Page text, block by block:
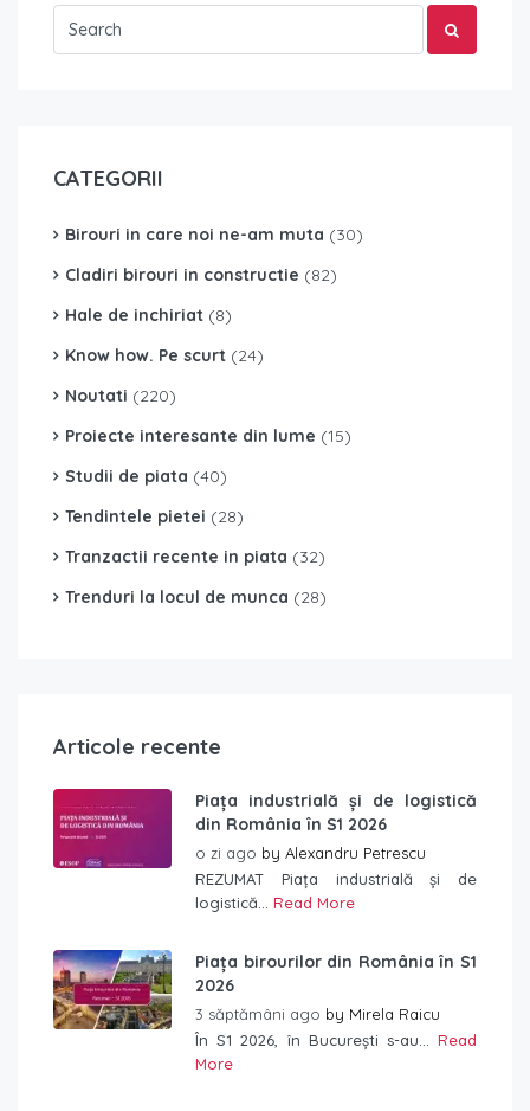
CATEGORII
Birouri in care noi ne-am muta (30)
Cladiri birouri in constructie (82)
Hale de inchiriat (8)
Know how. Pe scurt (24)
Noutati (220)
Proiecte interesante din lume (15)
Studii de piata (40)
Tendintele pietei (28)
Tranzactii recente in piata (32)
Trenduri la locul de munca (28)
Articole recente
Piața industrială și de logistică
din România în S1 2026
o zi ago by Alexandru Petrescu
REZUMAT Piața industrială și de
logistică... Read More
Piața birourilor din România în S1
2026
3 săptămâni ago by Mirela Raicu
În S1 2026, în București s-au... Read
More